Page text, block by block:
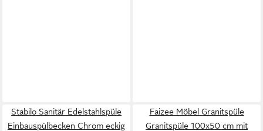
Stabilo Sanitär Edelstahlspüle
Einbauspülbecken Chrom eckig
Faizee Möbel Granitspüle
Granitspüle 100x50 cm mit